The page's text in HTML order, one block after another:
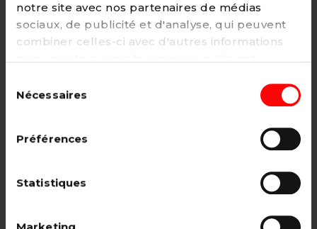
notre site avec nos partenaires de médias
sociaux, de publicité et d'analyse, qui peuvent
combiner celles-ci avec d'autres informations
services. Vous pouvez à tout moment modifier
politique
duNécessaires
Préférences
Statistiques
Adhésion
2€ - Paiement mensuel
Adhésion étudiant, pensionné, en